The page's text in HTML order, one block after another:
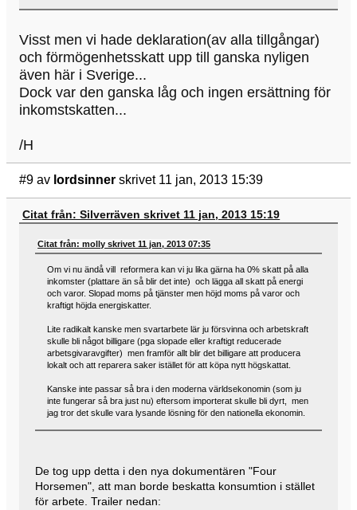
Visst men vi hade deklaration(av alla tillgångar)
och förmögenhetsskatt upp till ganska nyligen
även här i Sverige...
Dock var den ganska låg och ingen ersättning för
inkomstskatten...
/H
#9 av lordsinner skrivet 11 jan, 2013 15:39
Citat från: Silverräven skrivet 11 jan, 2013 15:19
Citat från: molly skrivet 11 jan, 2013 07:35
Om vi nu ändå vill reformera kan vi ju lika gärna ha 0% skatt på alla
inkomster (plattare än så blir det inte) och lägga all skatt på energi
och varor. Slopad moms på tjänster men höjd moms på varor och
kraftigt höjda energiskatter.
Lite radikalt kanske men svartarbete lär ju försvinna och arbetskraft
skulle bli något billigare (pga slopade eller kraftigt reducerade
arbetsgivaravgifter) men framför allt blir det billigare att producera
lokalt och att reparera saker istället för att köpa nytt högskattat.
Kanske inte passar så bra i den moderna världsekonomin (som ju
inte fungerar så bra just nu) eftersom importerat skulle bli dyrt, men
jag tror det skulle vara lysande lösning för den nationella ekonomin.
De tog upp detta i den nya dokumentären "Four
Horsemen", att man borde beskatta konsumtion i stället
för arbete. Trailer nedan: